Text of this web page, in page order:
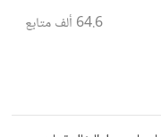
64.6 ألف متابع